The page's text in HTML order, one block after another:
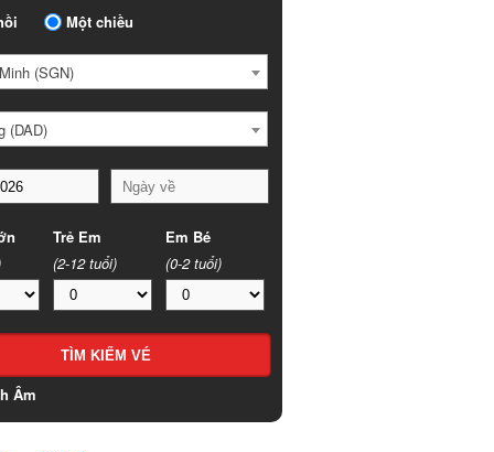
Một chiều
(SGN)
Trẻ Em
(2-12 tuổi)
Em Bé
(0-2 tuổi)
Âm